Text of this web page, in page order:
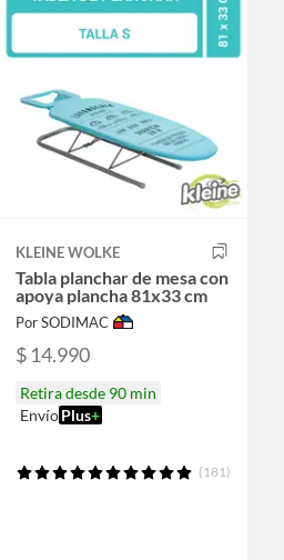
KLEINE WOLKE
Tabla planchar de mesa con
apoya plancha 81x33 cm
Por SODIMAC
$ 14.990
Retira desde 90 min
EnvíoPlus+
(181)